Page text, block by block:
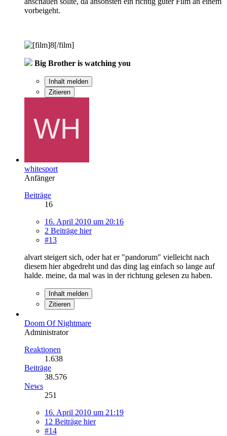
vorbeigeht.
Big Brother is watching you
Inhalt melden
Zitieren
whitesport
Anfänger
Beiträge
16
16. April 2010 um 20:16
2 Beiträge hier
#13
alvart steigert sich, oder hat er "pandorum" vielleicht nach
diesem hier abgedreht und das ding lag einfach so lange auf
halde. meine, da mal was in der richtung gelesen zu haben.
Inhalt melden
Zitieren
Doom Of Nightmare
Administrator
Reaktionen
1.638
Beiträge
38.576
News
251
16. April 2010 um 21:19
12 Beiträge hier
#14